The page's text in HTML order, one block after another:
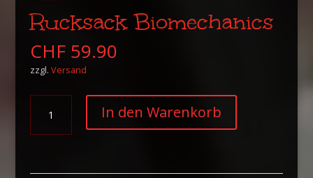
Rucksack Biomechanics
CHF59.90
zzgl. Versand
Biomechanics
Menge
In den Warenkorb